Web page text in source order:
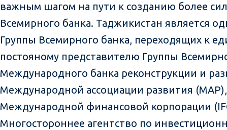
важным шагом на пути к созданию более
Всемирного банка. Таджикистан является
Группы Всемирного банка, переходящих к
постояному представителю Группы
Международного банка реконструкции и
Международной ассоциации развития (МАР),
Международной финансовой корпорации
Многостороннее агентство по